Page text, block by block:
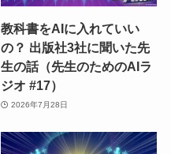
教科書をAIに入れていい
の？ 出版社3社に聞いた先
生の話（先生のためのAIラ
ジオ #17）
2026年7月28日